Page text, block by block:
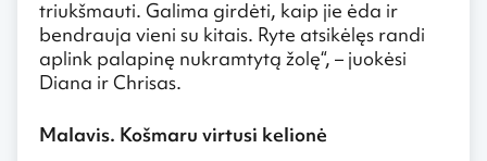
triukšmauti. Galima girdėti, kaip jie ėda ir
bendrauja vieni su kitais. Ryte atsikėlęs randi
aplink palapinę nukramtytą žolę“, – juokėsi
Diana ir Chrisas.
Malavis. Košmaru virtusi kelionė